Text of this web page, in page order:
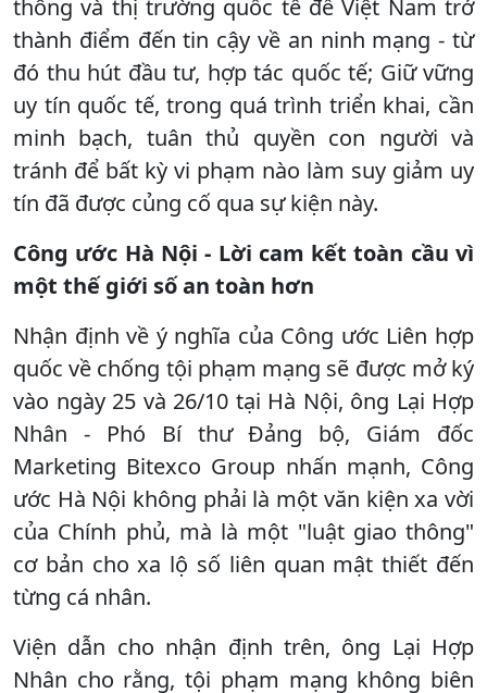
thông và thị trường quốc tế để Việt Nam trở
thành điểm đến tin cậy về an ninh mạng - từ
đó thu hút đầu tư, hợp tác quốc tế; Giữ vững
uy tín quốc tế, trong quá trình triển khai, cần
minh bạch, tuân thủ quyền con người và
tránh để bất kỳ vi phạm nào làm suy giảm uy
tín đã được củng cố qua sự kiện này.
Công ước Hà Nội - Lời cam kết toàn cầu vì
một thế giới số an toàn hơn
Nhận định về ý nghĩa của Công ước Liên hợp
quốc về chống tội phạm mạng sẽ được mở ký
vào ngày 25 và 26/10 tại Hà Nội, ông Lại Hợp
Nhân - Phó Bí thư Đảng bộ, Giám đốc
Marketing Bitexco Group nhấn mạnh, Công
ước Hà Nội không phải là một văn kiện xa vời
của Chính phủ, mà là một "luật giao thông"
cơ bản cho xa lộ số liên quan mật thiết đến
từng cá nhân.
Viện dẫn cho nhận định trên, ông Lại Hợp
Nhân cho rằng, tội phạm mạng không biên